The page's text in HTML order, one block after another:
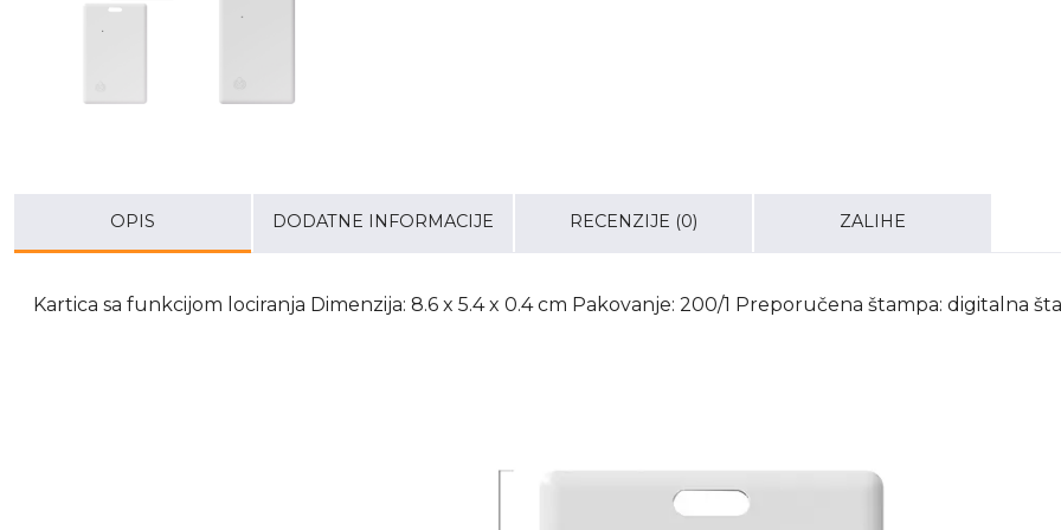
OPIS DODATNE INFORMACIJE RECENZIJE (0) ZALIHE
Kartica sa funkcijom lociranja Dimenzija: 8.6 x 5.4 x 0.4 cm Pakovanje: 200/1 Preporučena štampa: digitalna